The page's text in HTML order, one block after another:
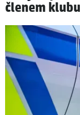
členem